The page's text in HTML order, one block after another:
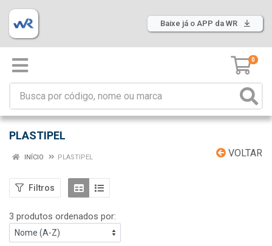
Baixe já o APP da WR
0
PLASTIPEL
VOLTAR
INÍCIO PLASTIPEL
Filtros
3 produtos ordenados por: